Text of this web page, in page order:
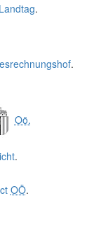
Landtag.
.
Oö.
.
OÖ.